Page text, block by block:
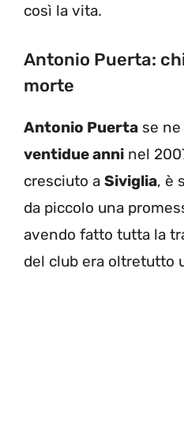
così la vita.
Antonio Puerta:
morte
Antonio Puerta se
ventidue anni nel
cresciuto a Siviglia, è
da piccolo una
avendo fatto tutta la
del club era oltretutto